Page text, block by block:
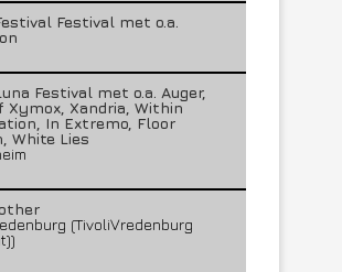
Festival met o.a.
Festival met o.a. Auger,
Xymox, Xandria, Within
In Extremo, Floor
White Lies
(TivoliVredenburg